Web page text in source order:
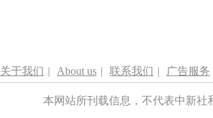
关于我们 | About us | 联系我们 | 广告服务
本网站所刊载信息，不代表中新